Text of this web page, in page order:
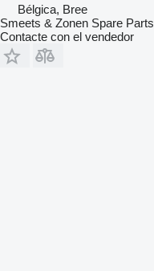
Bélgica, Bree
Smeets & Zonen Spare Parts
Contacte con el vendedor